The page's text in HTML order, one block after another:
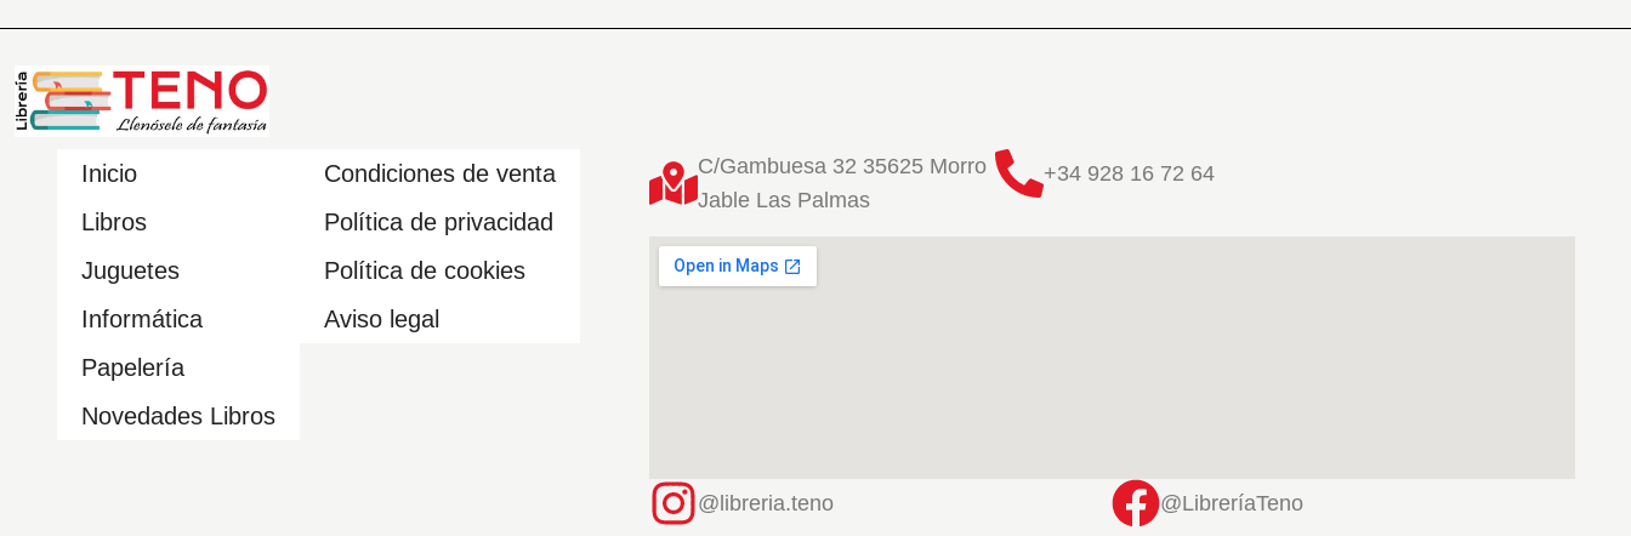
Inicio
Libros
Juguetes
Informática
Papelería
Novedades Libros
Condiciones de venta
Política de privacidad
Política de cookies
Aviso legal
C/Gambuesa 32 35625 Morro
Jable Las Palmas
+34 928 16 72 64
@libreria.teno @LibreríaTeno